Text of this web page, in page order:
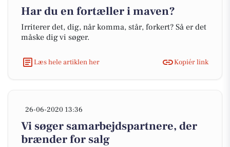
Har du en fortæller i maven?
Irriterer det, dig, når komma, står, forkert? Så er det
måske dig vi søger.
Læs hele artiklen her Kopiér link
26-06-2020 13:36
Vi søger samarbejdspartnere, der
brænder for salg